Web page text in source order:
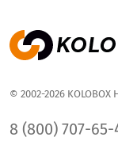
© 2002-2026
8 (800) 707-65-